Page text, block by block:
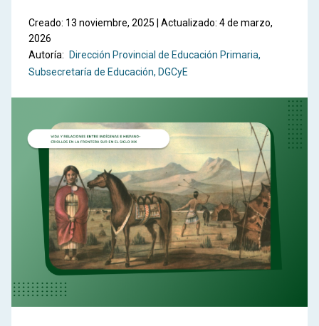
Creado: 13 noviembre, 2025 | Actualizado: 4 de marzo,
2026
Autoría:
Dirección Provincial de Educación Primaria
Subsecretaría de Educación, DGCyE